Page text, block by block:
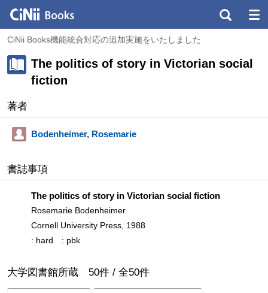
CiNii Books機能統合対応の追加実施をいたしました
The politics of story in Victorian social
fiction
著者
Bodenheimer, Rosemarie
書誌事項
The politics of story in Victorian social fiction
Rosemarie Bodenheimer
Cornell University Press, 1988
: hard
: pbk
大学図書館所蔵 50件 / 全50件